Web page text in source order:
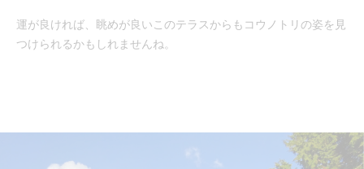
運が良ければ、眺めが良いこのテラスからもコウノトリの姿を見
つけられるかもしれませんね。